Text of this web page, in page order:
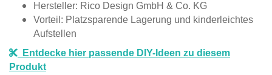
Hersteller: Rico Design GmbH & Co. KG
Vorteil: Platzsparende Lagerung und kinderleichtes
Aufstellen
Entdecke hier passende DIY-Ideen zu diesem
Produkt